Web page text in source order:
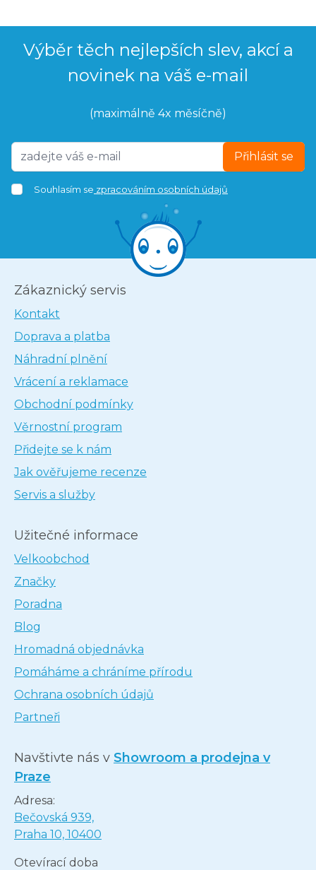
Výběr těch nejlepších slev, akcí a
novinek na váš e-mail
(maximálně 4x měsíčně)
Přihlásit se
Souhlasím se zpracováním osobních údajů
Zákaznický servis
Kontakt
Doprava a platba
Náhradní plnění
Vrácení a reklamace
Obchodní podmínky
Věrnostní program
Přidejte se k nám
Jak ověřujeme recenze
Servis a služby
Užitečné informace
Velkoobchod
Značky
Poradna
Blog
Hromadná objednávka
Pomáháme a chráníme přírodu
Ochrana osobních údajů
Partneři
Navštivte nás v Showroom a prodejna v
Praze
Adresa:
Bečovská 939,
Praha 10, 10400
Otevírací doba